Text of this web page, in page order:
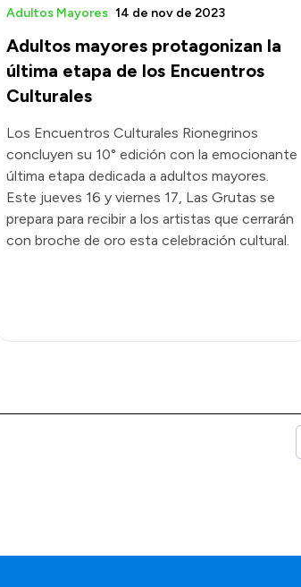
Adultos mayores protagonizan la
última etapa de los Encuentros
Culturales
Adultos Mayores 14 de nov de 2023
Los Encuentros Culturales Rionegrinos
concluyen su 10° edición con la emocionante
última etapa dedicada a adultos mayores.
Este jueves 16 y viernes 17, Las Grutas se
prepara para recibir a los artistas que cerrarán
con broche de oro esta celebración cultural.